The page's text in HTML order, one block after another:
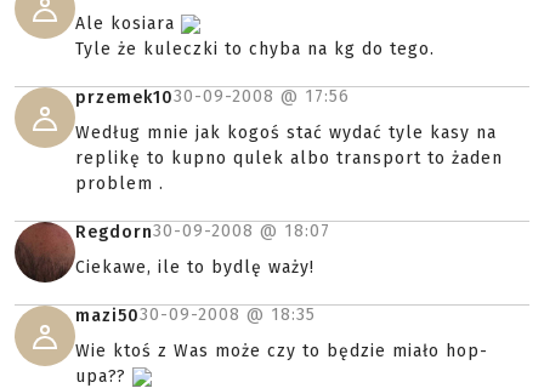
Ale kosiara
Tyle że kuleczki to chyba na kg do tego.
przemek1030-09-2008 @ 17:56
Według mnie jak kogoś stać wydać tyle kasy na
replikę to kupno qulek albo transport to żaden
problem .
Regdorn30-09-2008 @ 18:07
Ciekawe, ile to bydlę waży!
mazi5030-09-2008 @ 18:35
Wie ktoś z Was może czy to będzie miało hop-
upa??